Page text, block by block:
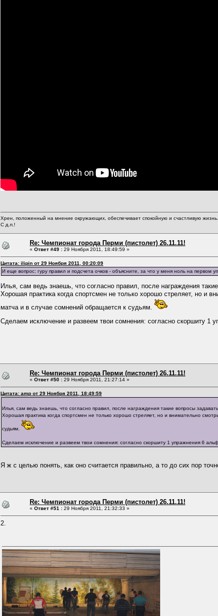
Хрен, положенный на мнение окружающих, обеспечивает спокойную и счастливую жизнь.
С д.п.!
Re: Чемпионат города Перми (пистолет) 26.11.11!
« Ответ #49 : 29 Ноября 2011, 18:49:59 »
Цитата: ilipin от 29 Ноября 2011, 00:20:09
И еще вопрос: гуру правил и подсчета очков - объясните, за что у меня ноль на
Илья, сам ведь знаешь, что согласно правил, после награждения
Хорошая практика когда спортсмен не только хорошо стреляет, но и
матча и в случае сомнений обращается к судьям.
Сделаем исключение и развеем твои сомнения: согласно скоршиту 1
Re: Чемпионат города Перми (пистолет) 26.11.11!
« Ответ #50 : 29 Ноября 2011, 21:27:14 »
Цитата: amp от 29 Ноября 2011, 18:49:59
Илья, сам ведь знаешь, что согласно правил, после награждения такие вопросы
Хорошая практика когда спортсмен не только хорошо стреляет, но и внимательно
судьям.
Сделаем исключение и развеем твои сомнения: согласно скоршиту 1 упражнения 6
Я ж с целью понять, как оно считается правильно, а то до сих пор
Re: Чемпионат города Перми (пистолет) 26.11.11!
« Ответ #51 : 29 Ноября 2011, 21:32:33 »
2.